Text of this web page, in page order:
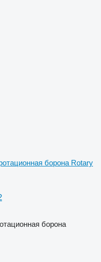
борона Rotary
борона